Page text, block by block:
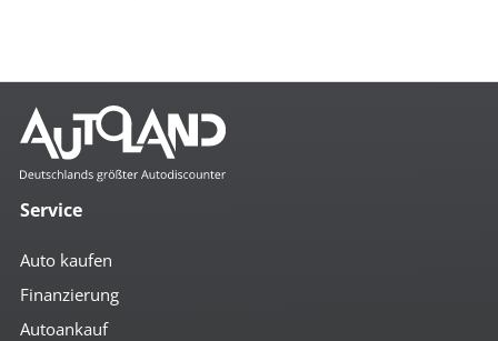
Service
Auto kaufen
Finanzierung
Autoankauf